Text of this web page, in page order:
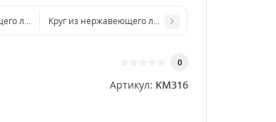
листа d 400 мм диаметр толщина 1 мм
Круг из нержавеющего листа d 800 мм диаметр
0
Артикул: KM316